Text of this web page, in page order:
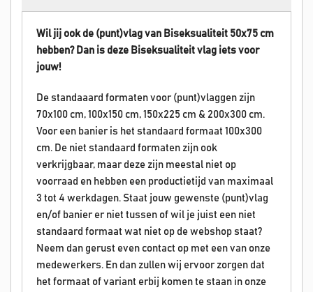
Wil jij ook de (punt)vlag van Biseksualiteit 50x75 cm
hebben? Dan is deze Biseksualiteit vlag iets voor
jouw!
De standaaard formaten voor (punt)vlaggen zijn
70x100 cm, 100x150 cm, 150x225 cm & 200x300 cm.
Voor een banier is het standaard formaat 100x300
cm. De niet standaard formaten zijn ook
verkrijgbaar, maar deze zijn meestal niet op
voorraad en hebben een productietijd van maximaal
3 tot 4 werkdagen. Staat jouw gewenste (punt)vlag
en/of banier er niet tussen of wil je juist een niet
standaard formaat wat niet op de webshop staat?
Neem dan gerust even contact op met een van onze
medewerkers. En dan zullen wij ervoor zorgen dat
het formaat of variant erbij komen te staan in onze